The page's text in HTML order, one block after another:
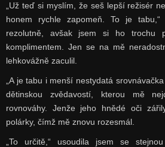
„Už teď si myslím, že seš lepší režisér
honem rychle zapomeň. To je
rezolutně, avšak jsem si ho trochu
komplimentem. Jen se na mě
lehkovážně zaculil.
„A je tabu i menší nestydatá
dětinskou zvědavostí, kterou mě
rovnováhy. Jenže jeho hnědé oči
polárky, čímž mě znovu rozesmál.
„To určitě,“ usoudila jsem se